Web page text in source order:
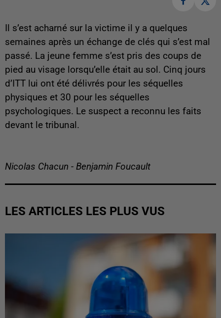
Il s’est acharné sur la victime il y a quelques
semaines après un échange de clés qui s’est mal
passé. La jeune femme s’est pris des coups de
pied au visage lorsqu’elle était au sol. Cinq jours
d’ITT lui ont été délivrés pour les séquelles
physiques et 30 pour les séquelles
psychologiques. Le suspect a reconnu les faits
devant le tribunal.
Nicolas Chacun - Benjamin Foucault
LES ARTICLES LES PLUS VUS